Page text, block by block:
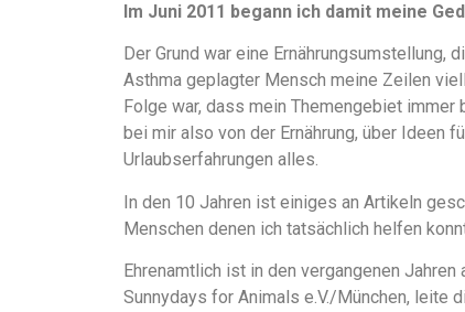
Im Juni 2011 begann ich damit meine
Der Grund war eine
Asthma geplagter Mensch meine Zeilen
Folge war, dass mein Themengebiet
bei mir also von der Ernährung, über Ideen
Urlaubserfahrungen alles.
In den 10 Jahren ist einiges an Artikeln
Menschen denen ich tatsächlich helfen
Ehrenamtlich ist in den vergangenen
Sunnydays for Animals e.V./München, leite